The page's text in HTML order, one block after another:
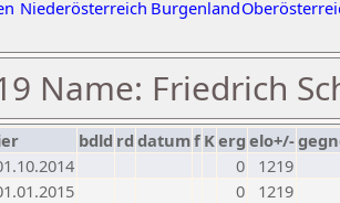
Niederösterreich Burgenland
Name: Friedrich
bdld rd datumf Kerg elo+/-
0
1219
0
1219